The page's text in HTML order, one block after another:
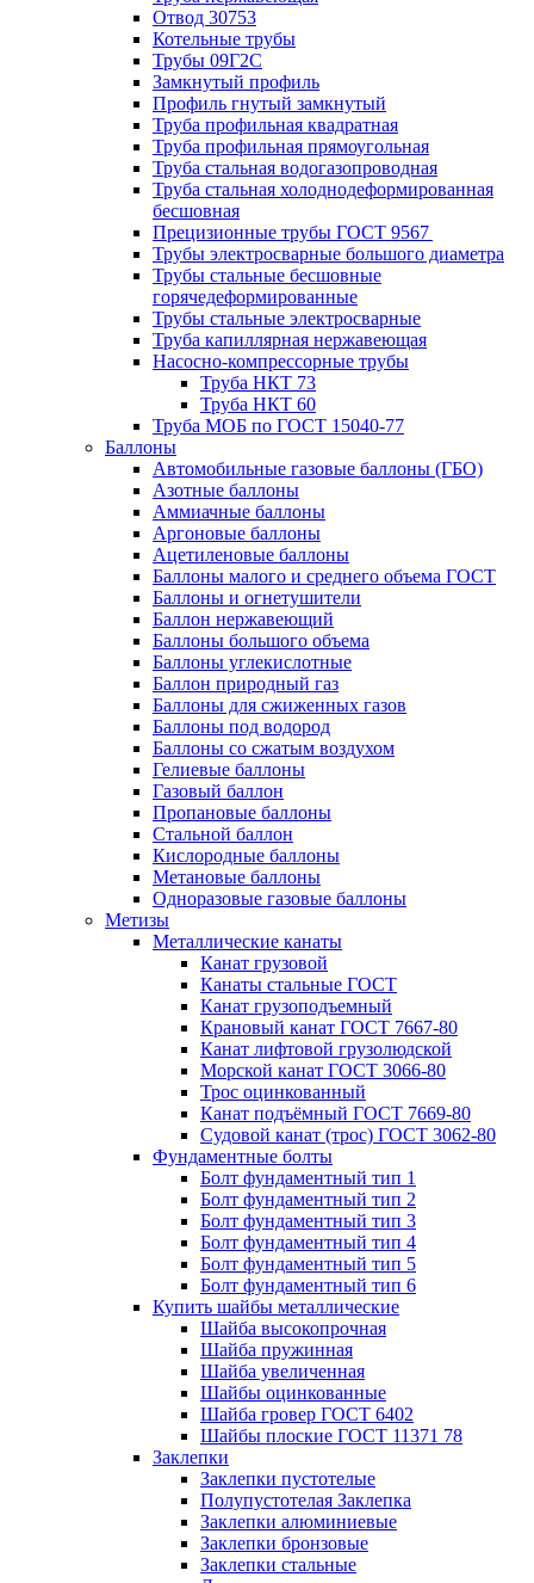
Отвод 30753
Котельные трубы
Трубы 09Г2С
Замкнутый профиль
Профиль гнутый замкнутый
Труба профильная квадратная
Труба профильная прямоугольная
Труба стальная водогазопроводная
Труба стальная холоднодеформированная
бесшовная
Прецизионные трубы ГОСТ 9567
Трубы электросварные большого диаметра
Трубы стальные бесшовные
горячедеформированные
Трубы стальные электросварные
Труба капиллярная нержавеющая
Насосно-компрессорные трубы
Труба НКТ 73
Труба НКТ 60
Труба МОБ по ГОСТ 15040-77
Баллоны
Автомобильные газовые баллоны (ГБО)
Азотные баллоны
Аммиачные баллоны
Аргоновые баллоны
Ацетиленовые баллоны
Баллоны малого и среднего объема ГОСТ
Баллоны и огнетушители
Баллон нержавеющий
Баллоны большого объема
Баллоны углекислотные
Баллон природный газ
Баллоны для сжиженных газов
Баллоны под водород
Баллоны со сжатым воздухом
Гелиевые баллоны
Газовый баллон
Пропановые баллоны
Стальной баллон
Кислородные баллоны
Метановые баллоны
Одноразовые газовые баллоны
Метизы
Металлические канаты
Канат грузовой
Канаты стальные ГОСТ
Канат грузоподъемный
Крановый канат ГОСТ 7667-80
Канат лифтовой грузолюдской
Морской канат ГОСТ 3066-80
Трос оцинкованный
Канат подъёмный ГОСТ 7669-80
Судовой канат (трос) ГОСТ 3062-80
Фундаментные болты
Болт фундаментный тип 1
Болт фундаментный тип 2
Болт фундаментный тип 3
Болт фундаментный тип 4
Болт фундаментный тип 5
Болт фундаментный тип 6
Купить шайбы металлические
Шайба высокопрочная
Шайба пружинная
Шайба увеличенная
Шайбы оцинкованные
Шайба гровер ГОСТ 6402
Шайбы плоские ГОСТ 11371 78
Заклепки
Заклепки пустотелые
Полупустотелая Заклепка
Заклепки алюминиевые
Заклепки бронзовые
Заклепки стальные